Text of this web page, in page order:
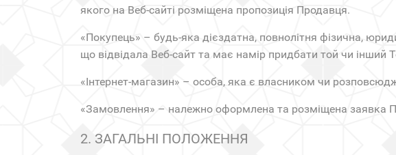
якого на Веб-сайті розміщена пропозиція Продавця.
«Покупець» – будь-яка дієздатна, повнолітня фізична,
що відвідала Веб-сайт та має намір придбати той чи
«Інтернет-магазин» – особа, яка є власником чи
«Замовлення» – належно оформлена та розміщена заявка
2. ЗАГАЛЬНІ ПОЛОЖЕННЯ